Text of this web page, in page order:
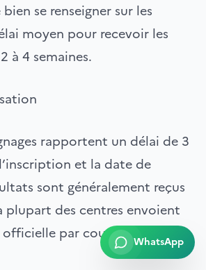
se renseigner sur les
moyen pour recevoir les
à 4 semaines.
rapportent un délai de 3
et la date de
sont généralement reçus
plupart des centres envoient
par courrier ou email.
WhatsApp